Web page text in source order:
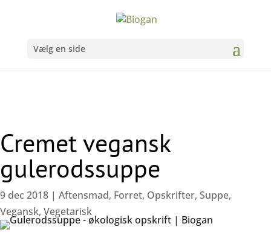
Vælg en side
Cremet vegansk
gulerodssuppe
9 dec 2018 | Aftensmad, Forret, Opskrifter, Suppe,
Vegansk, Vegetarisk